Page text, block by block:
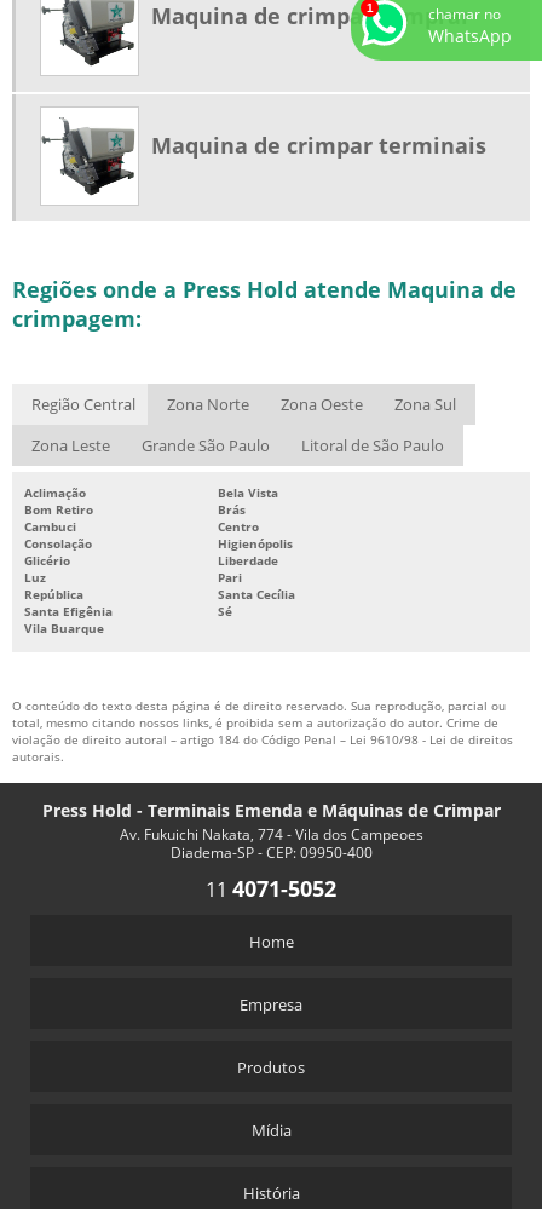
Maquina de crimpar comprar
Maquina de crimpar terminais
Regiões onde a Press Hold atende Maquina de
crimpagem:
Região Central Zona Norte Zona Oeste
Zona Sul
Zona Leste
Grande São Paulo Litoral de São Paulo
Aclimação
Bela Vista
Bom Retiro
Brás
Cambuci
Centro
Consolação
Higienópolis
Glicério
Liberdade
Luz
Pari
República
Santa Cecília
Santa Efigênia
Sé
Vila Buarque
O conteúdo do texto desta página é de direito reservado. Sua reprodução, parcial ou
total, mesmo citando nossos links, é proibida sem a autorização do autor. Crime de
violação de direito autoral – artigo 184 do Código Penal – Lei 9610/98 - Lei de direitos
autorais.
Press Hold - Terminais Emenda e Máquinas de Crimpar
Av. Fukuichi Nakata, 774 - Vila dos Campeoes
Diadema-SP - CEP: 09950-400
11 4071-5052
Home
Empresa
Produtos
Mídia
História
chamar no
WhatsApp